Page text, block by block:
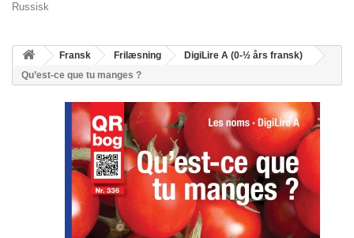
Russisk
Fransk Frilæsning
DigiLire A (0-½ års fransk)
Qu’est-ce que tu manges ?